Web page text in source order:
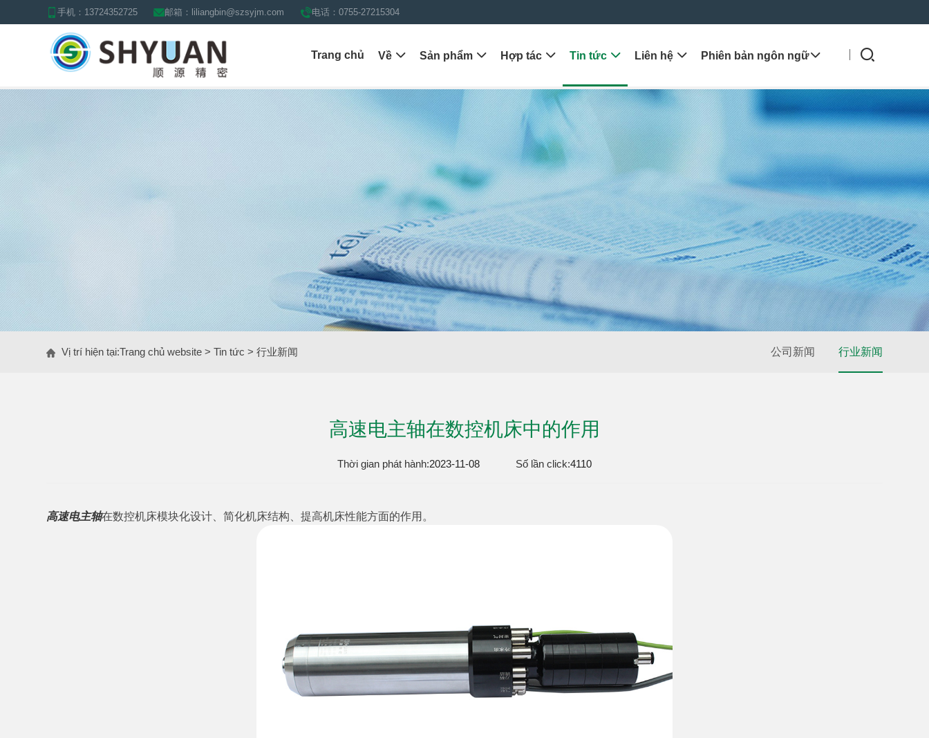
手机：13724352725 邮箱：liliangbin@szsyjm.com 电话：0755-27215304
Trang chủ Về  Sản phẩm  Hợp tác  Tin tức  Liên hệ  Phiên bản ngôn ngữ
Vị trí hiện tại:Trang chủ website >Tin tức >行业新闻 公司新闻 行业新闻
高速电主轴在数控机床中的作用
Thời gian phát hành:2023-11-08 Số lần click:4110
高速电主轴在数控机床模块化设计、简化机床结构、提高机床性能方面的作用。